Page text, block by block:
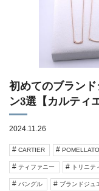
初めてのブラン
ン3選【カルティ
2024.11.26
CARTIER POMELLATO
ティファニー トリニテ
バングル ブランドジュ